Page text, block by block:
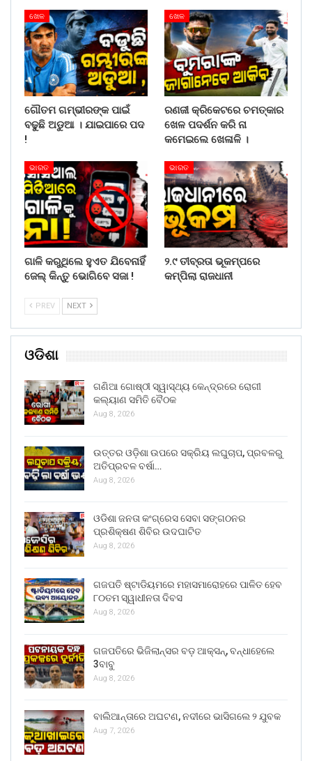
ଖେଳ
ଗୌତମ ଗମ୍ଭୀରଙ୍କ ପାଇଁ
ବଢୁଛି ଅଡୁଆ । ଯାଇପାରେ ପଦ
!
ଖେଳ
ରଣଜୀ କ୍ରିକେଟରେ ଚମତ୍କାର
ଖେଳ ପଦର୍ଶନ କରି ନା
କମେଇଲେ ଖେଳାଳି ।
ଭାରତ
ଗାଳି କରୁଥିଲେ ହୁଏତ ଯିବେନାହିଁ
ଜେଲ୍ କିନ୍ତୁ ଭୋଗିବେ ସଜା !
ଭାରତ
୨.୯ ତୀବ୍ରତା ଭୂକମ୍ପରେ
କମ୍ପିଲା ରାଜଧାନୀ
PREV NEXT
ଓଡିଶା
ଗଣିଆ ଗୋଷ୍ଠୀ ସ୍ୱାସ୍ଥ୍ୟ କେନ୍ଦ୍ରରେ ରୋଗୀ
କଲ୍ୟାଣ ସମିତି ବୈଠକ
Aug 8, 2026
ଉତ୍ତର ଓଡ଼ିଶା ଉପରେ ସକ୍ରିୟ ଲଘୁଚାପ, ପ୍ରବଳରୁ
ଅତିପ୍ରବଳ ବର୍ଷା…
Aug 8, 2026
ଓଡିଶା ଜନତା କଂଗ୍ରେସ ସେବା ସଙ୍ଗଠନର
ପ୍ରଶିକ୍ଷଣ ଶିବିର ଉଦଘାଟିତ
Aug 8, 2026
ଗଜପତି ଷ୍ଟାଡିୟମରେ ମହାସମାରୋହରେ ପାଳିତ ହେବ
୮୦ତମ ସ୍ୱାଧୀନତା ଦିବସ
Aug 8, 2026
ଗଜପତିରେ ଭିଜିଲାନ୍ସର ବଡ଼ ଆକ୍ସନ୍, ବନ୍ଧାହେଲେ
3ବାବୁ
Aug 8, 2026
ବାଲିଆନ୍ତାରେ ଅଘଟଣ, ନଦୀରେ ଭାସିଗଲେ ୨ ଯୁବକ
Aug 7, 2026